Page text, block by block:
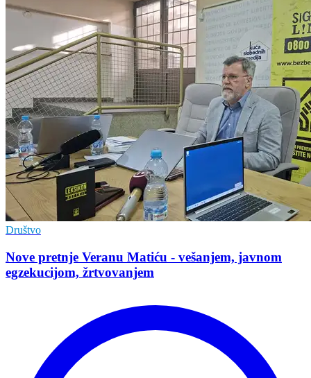
Društvo
Nove pretnje Veranu Matiću - vešanjem, javnom
egzekucijom, žrtvovanjem